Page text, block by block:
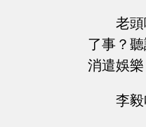
老
了事？
消遣娛
李